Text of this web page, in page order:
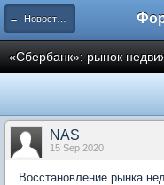
← Новости рынка недвижимости
«Сбербанк»: рынок
NAS
15 Sep 2020
Восстановление рынка